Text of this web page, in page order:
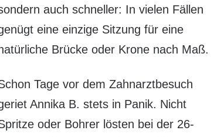
auch schneller: In vielen Fällen
eine einzige Sitzung für eine
Brücke oder Krone nach Maß.
Tage vor dem Zahnarztbesuch
Annika B. stets in Panik. Nicht
oder Bohrer lösten bei der 26-